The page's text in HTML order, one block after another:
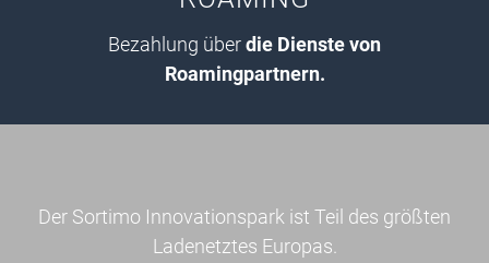
Bezahlung überdie Dienste von
Roamingpartnern.
Der Sortimo Innovationspark ist Teil des größten
Ladenetztes Europas.